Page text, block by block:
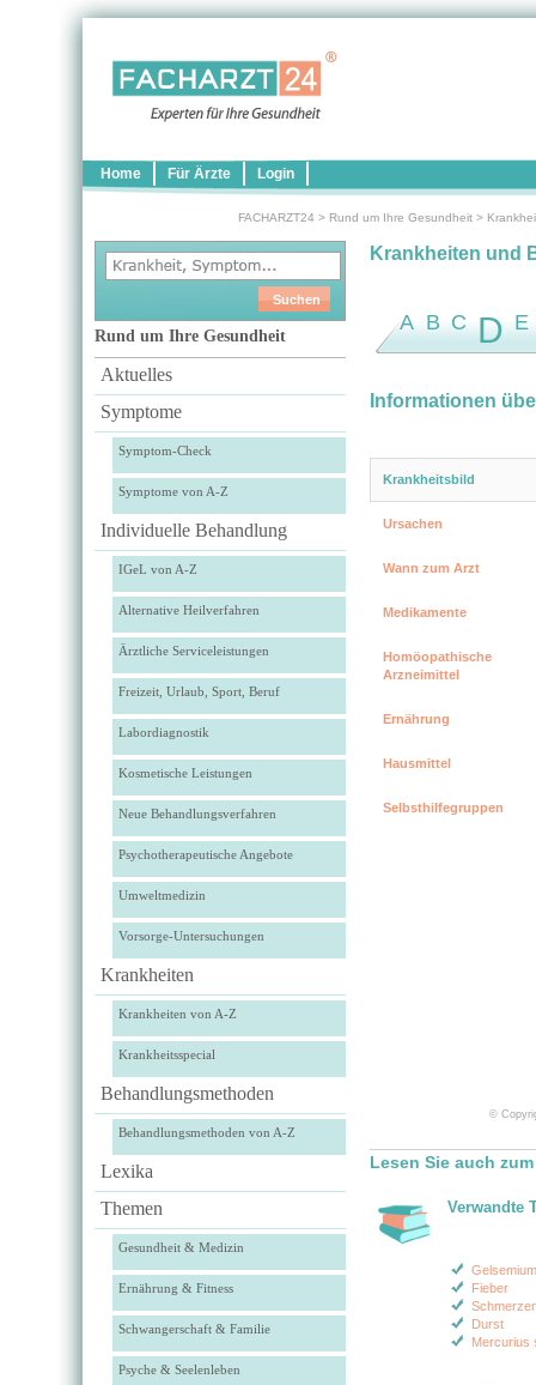
Home Für Ärzte Login
FACHARZT24 > Rund um Ihre Gesundheit >
Rund um Ihre Gesundheit
Aktuelles
Symptome
Symptom-Check
Symptome von A-Z
Individuelle Behandlung
IGeL von A-Z
Alternative Heilverfahren
Ärztliche Serviceleistungen
Freizeit, Urlaub, Sport, Beruf
Labordiagnostik
Kosmetische Leistungen
Neue Behandlungsverfahren
Psychotherapeutische Angebote
Umweltmedizin
Vorsorge-Untersuchungen
Krankheiten
Krankheiten von A-Z
Krankheitsspecial
Behandlungsmethoden
Behandlungsmethoden von A-Z
Lexika
Themen
Gesundheit & Medizin
Ernährung & Fitness
Schwangerschaft & Familie
Psyche & Seelenleben
Krankheiten und
A B C D E
Informationen
Krankheitsbild
Ursachen
Wann zum Arzt
Medikamente
Homöopathische
Arzneimittel
Ernährung
Hausmittel
Selbsthilfegruppen
©
Lesen Sie auch
Verwandte
Gelsemium
Fieber
Durst
Mercurius